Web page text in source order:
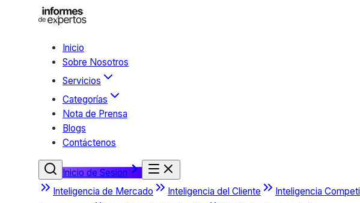
Inicio
Sobre Nosotros
Servicios
Categorías
Nota de Prensa
Blogs
Contáctenos
Inicio de Sesión
Inteligencia de Mercado
Inteligencia del Cliente Inteligencia